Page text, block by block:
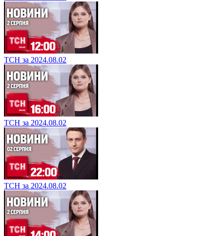
ТСН за 2024.08.02
ТСН за 2024.08.02
ТСН за 2024.08.02